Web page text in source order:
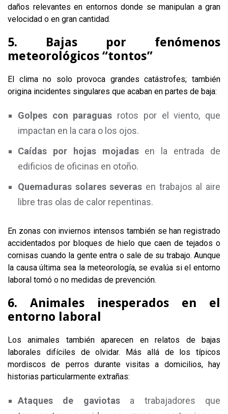
daños relevantes en entornos donde se manipulan a gran
velocidad o en gran cantidad.
5. Bajas por fenómenos
meteorológicos “tontos”
El clima no solo provoca grandes catástrofes; también
origina incidentes singulares que acaban en partes de baja:
Golpes con paraguas rotos por el viento, que
impactan en la cara o los ojos.
Caídas por hojas mojadasen la entrada de
edificios de oficinas en otoño.
Quemaduras solares severas en trabajos al aire
libre tras olas de calor repentinas.
En zonas con inviernos intensos también se han registrado
accidentados por bloques de hielo que caen de tejados o
cornisas cuando la gente entra o sale de su trabajo. Aunque
la causa última sea la meteorología, se evalúa si el entorno
laboral tomó o no medidas de prevención.
6. Animales inesperados en el
entorno laboral
Los animales también aparecen en relatos de bajas
laborales difíciles de olvidar. Más allá de los típicos
mordiscos de perros durante visitas a domicilios, hay
historias particularmente extrañas:
Ataques de gaviotasa trabajadores que